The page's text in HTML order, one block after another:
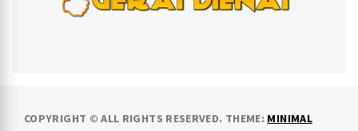
COPYRIGHT © ALL RIGHTS RESERVED. THEME: MINIMAL